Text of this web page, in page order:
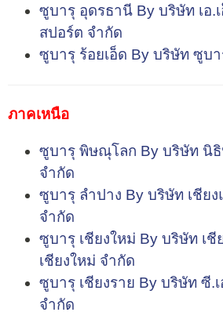
ซูบารุ อุดรธานี By บริษัท เอ.
สปอร์ต จำกัด
ซูบารุ ร้อยเอ็ด By บริษัท ซูบ
ภาคเหนือ
ซูบารุ พิษณุโลก By บริษัท นิ
จำกัด
ซูบารุ ลำปาง By บริษัท เชีย
จำกัด
ซูบารุ เชียงใหม่ By บริษัท เชี
เชียงใหม่ จำกัด
ซูบารุ เชียงราย By บริษัท ซี.
จำกัด